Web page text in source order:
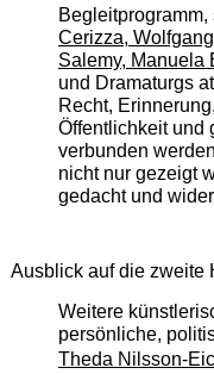
Cerizza,
Salemy, Manuela
und Dramaturgs
Recht,
Öffentlichkeit und
verbunden
nicht nur gezeigt
gedacht und
Ausblick auf die zweite
Weitere
persönliche,
Theda Nilsson-